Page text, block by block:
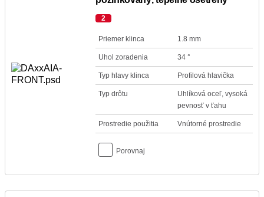
2
Priemer klinca 1.8 mm
Uhol zoradenia 34 °
Typ hlavy klinca Profilová hlavička
Typ drôtu
Uhlíková oceľ, vysoká
pevnosť v ťahu
Prostredie použitia Vnútorné prostredie
Porovnaj